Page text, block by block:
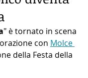
" è tornato in scena
con Molce
della Festa della